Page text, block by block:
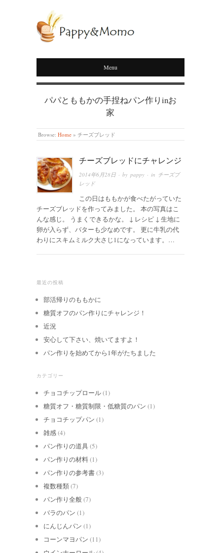
PAPPY&MOMO
Menu
パパとももかの手捏ねパン作りinお
家
Browse: Home » チーズブレッド
チーズブレッドにチャレンジ
2014年6月28日 · bypappy · in チーズブ
レッド
この日はももかが食べたがっていた
チーズブレッドを作ってみました。 本の写真はこ
んな感じ。 うまくできるかな。 ↓ レシピ ↓ 生地に
卵が入らず、バターも少なめです。 更に牛乳の代
わりにスキムミルク大さじ1になっています。…
最近の投稿
部活帰りのももかに
糖質オフのパン作りにチャレンジ！
近況
安心して下さい、焼いてますよ！
パン作りを始めてから1年がたちました
カテゴリー
チョコチップロール(1)
糖質オフ・糖質制限・低糖質のパン (1)
チョコチップパン (1)
雑感(4)
パン作りの道具(5)
パン作りの材料(1)
パン作りの参考書(3)
複数種類(7)
パン作り全般 (7)
バラのパン (1)
にんじんパン (1)
コーンマヨパン (11)